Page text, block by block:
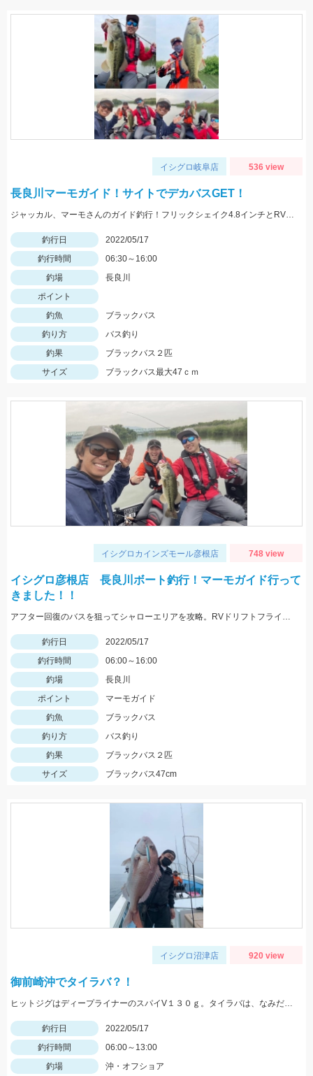
イシグロ岐阜店 536 view
長良川マーモガイド！サイトでデカバスGET！
ジャッカル、マーモさんのガイド釣行！フリックシェイク4.8インチとRVドリフトフライ3インチで釣れました！
釣行日
2022/05/17
釣行時間
06:30～16:00
釣場
長良川
ポイント
釣魚
ブラックバス
釣り方
バス釣り
釣果
ブラックバス２匹
サイズ
ブラックバス最大47ｃｍ
イシグロカインズモール彦根店 748 view
イシグロ彦根店 長良川ボート釣行！マーモガイド行って
きました！！
アフター回復のバスを狙ってシャローエリアを攻略。RVドリフトフライ、フリックシェイク4.8インチでの釣果でした。
釣行日
2022/05/17
釣行時間
06:00～16:00
釣場
長良川
ポイント
マーモガイド
釣魚
ブラックバス
釣り方
バス釣り
釣果
ブラックバス２匹
サイズ
ブラックバス47cm
イシグロ沼津店 920 view
御前崎沖でタイラバ？！
ヒットジグはディープライナーのスパイV１３０ｇ。タイラバは、なみだまＴＧ８０ｇやビンビン玉１００ｇ等を使用
釣行日
2022/05/17
釣行時間
06:00～13:00
釣場
沖・オフショア